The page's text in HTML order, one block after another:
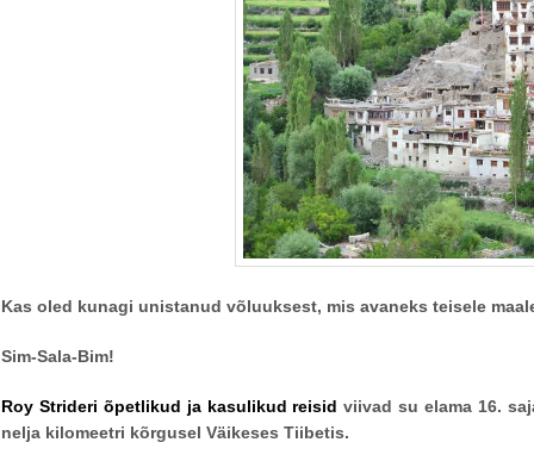
Kas oled kunagi unistanud võluuksest, mis avaneks teisele
Sim-Sala-Bim!
Roy Strideri õpetlikud ja kasulikud reisid viivad su elama 16.
nelja kilomeetri kõrgusel Väikeses Tiibetis.